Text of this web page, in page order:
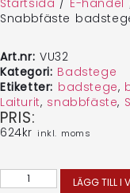
Startsida / E-handel
Snabbfäste
Art.nr:VU32
Kategori: Badstege
Etiketter: badstege,
Laiturit, snabbfäste,
PRIS:
624kr inkl. moms
LÄGG TILL I